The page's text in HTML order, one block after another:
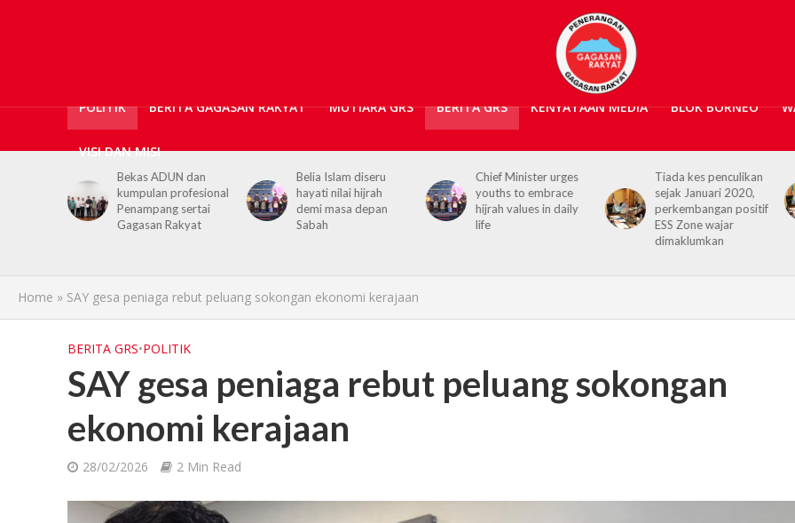
POLITIK BERITA GAGASAN RAKYAT MUTIARA GRS BERITA GRS KENYATAAN MEDIA BLOK BORNEO
VISI DAN MISI
Belia Islam diseru
hayati nilai hijrah
demi masa depan
Sabah
Chief Minister urges
youths to embrace
hijrah values in daily
life
Tiada kes penculikan
sejak Januari 2020,
perkembangan positif
ESS Zone wajar
No kidnap-for-
ransom cases since
2020, Hajiji credits
Security Agencies
Home » SAY gesa peniaga rebut peluang sokongan ekonomi kerajaan
BERITA GRS•POLITIK
SAY gesa peniaga rebut peluang sokongan
ekonomi kerajaan
28/02/2026 2 Min Read